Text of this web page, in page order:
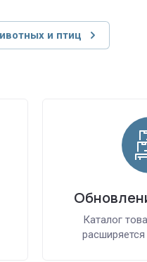
и птиц
Каталог